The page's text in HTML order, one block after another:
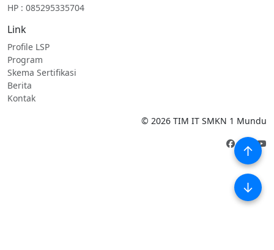
HP : 085295335704
Link
Profile LSP
Program
Skema Sertifikasi
Berita
Kontak
© 2026 TIM IT SMKN 1 Mundu
↑
↓